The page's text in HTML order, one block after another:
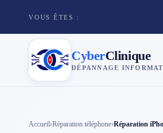
VOUS ÊTES :
CyberClinique
DÉPANNAGE
Accueil›Réparation téléphone›Réparation